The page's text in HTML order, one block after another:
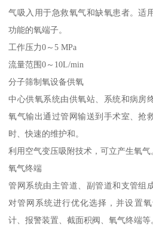
气吸入用于急救氧气和缺氧患者。适
功能的氧端子。
工作压力0～5 MPa
流量范围0～10L/min
分子筛制氧设备供氧
中心供氧系统由供氧站、系统和病房
氧气输出通过管网输送到手术室、抢
时、快速的维护和。
利用空气变压吸附技术，可立产生氧气
氧气终端
管网系统由主管道、副管道和支管组
对管网系统进行优化选择，并设置
计、报警装置、截面积阀、氧气终端等